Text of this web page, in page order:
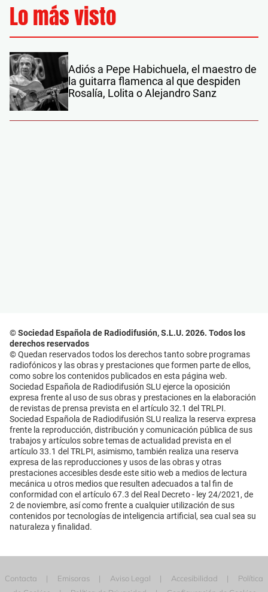
Lo más visto
Adiós a Pepe Habichuela, el maestro de
la guitarra flamenca al que despiden
Rosalía, Lolita o Alejandro Sanz
© Sociedad Española de Radiodifusión, S.L.U. 2026. Todos los
derechos reservados
© Quedan reservados todos los derechos tanto sobre programas
radiofónicos y las obras y prestaciones que formen parte de ellos,
como sobre los contenidos publicados en esta página web.
Sociedad Española de Radiodifusión SLU ejerce la oposición
expresa frente al uso de sus obras y prestaciones en la elaboración
de revistas de prensa prevista en el artículo 32.1 del TRLPI.
Sociedad Española de Radiodifusión SLU realiza la reserva expresa
frente la reproducción, distribución y comunicación pública de sus
trabajos y artículos sobre temas de actualidad prevista en el
artículo 33.1 del TRLPI, asimismo, también realiza una reserva
expresa de las reproducciones y usos de las obras y otras
prestaciones accesibles desde este sitio web a medios de lectura
mecánica u otros medios que resulten adecuados a tal fin de
conformidad con el artículo 67.3 del Real Decreto - ley 24/2021, de
2 de noviembre, así como frente a cualquier utilización de sus
contenidos por tecnologías de inteligencia artificial, sea cual sea su
naturaleza y finalidad.
Contacta Emisoras Aviso Legal Accesibilidad
Política